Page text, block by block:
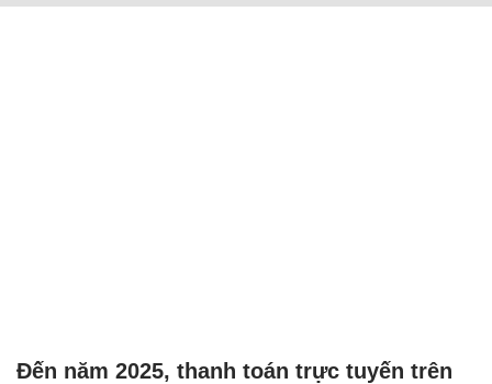
Đến năm 2025, thanh toán trực tuyến trên